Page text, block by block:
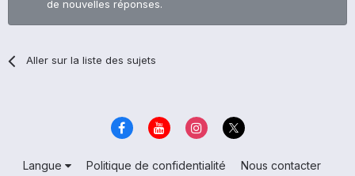
de nouvelles réponses.
Aller sur la liste des sujets
Langue Politique de confidentialité
Nous contacter